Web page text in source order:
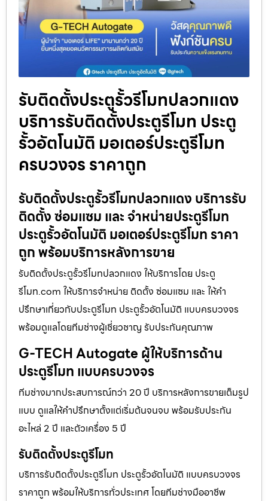
รับติดตั้งประตูรั้วรีโมทปลวกแดง
บริการรับติดตั้งประตูรีโมท ประตู
รั้วอัตโนมัติ มอเตอร์ประตูรีโมท
ครบวงจร ราคาถูก
รับติดตั้งประตูรั้วรีโมทปลวกแดง บริการรับ
ติดตั้ง ซ่อมแซม และ จำหน่ายประตูรีโมท
ประตูรั้วอัตโนมัติ มอเตอร์ประตูรีโมท ราคา
ถูก พร้อมบริการหลังการขาย
รับติดตั้งประตูรั้วรีโมทปลวกแดง ให้บริการโดย ประตู
รีโมท.com ให้บริการจำหน่าย ติดตั้ง ซ่อมแซม และ ให้คำ
ปรึกษาเกี่ยวกับประตูรีโมท ประตูรั้วอัตโนมัติ แบบครบวงจร
พร้อมดูแลโดยทีมช่างผู้เชี่ยวชาญ รับประกันคุณภาพ
G-TECH Autogate ผู้ให้บริการด้าน
ประตูรีโมท แบบครบวงจร
ทีมช่างมากประสบการณ์กว่า 20 ปี บริการหลังการขายเต็มรูป
แบบ ดูแลให้คำปรึกษาตั้งแต่เริ่มต้นจนจบ พร้อมรับประกัน
อะไหล่ 2 ปี และตัวเครื่อง 5 ปี
รับติดตั้งประตูรีโมท
บริการรับติดตั้งประตูรีโมท ประตูรั้วอัตโนมัติ แบบครบวงจร
ราคาถูก พร้อมให้บริการทั่วประเทศ โดยทีมช่างมืออาชีพ